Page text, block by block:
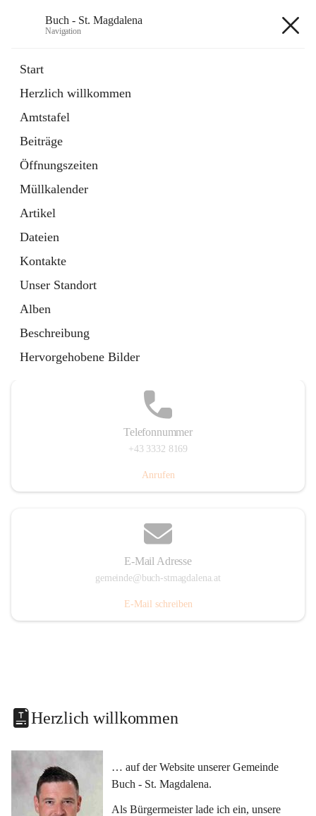
Buch - St. Magdalena
Navigation
Start
Herzlich willkommen
Amtstafel
Beiträge
Öffnungszeiten
Müllkalender
Artikel
Dateien
Kontakte
Unser Standort
Alben
Beschreibung
Hervorgehobene Bilder
11 Schnellzugriffe
Bürgerservice
10 Schnellzugriffe
Telefonnummer
+43 3332 8169
Anrufen
E-Mail Adresse
gemeinde@buch-stmagdalena.at
E-Mail schreiben
Herzlich willkommen
… auf der Website unserer Gemeinde
Buch - St. Magdalena.
Als Bürgermeister lade ich ein, unsere